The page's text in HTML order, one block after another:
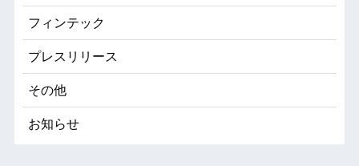
フィンテック
プレスリリース
その他
お知らせ